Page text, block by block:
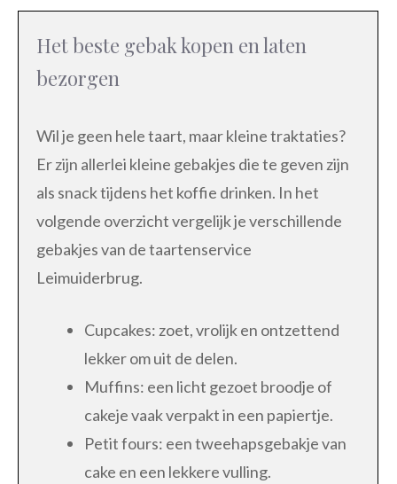
Het beste gebak kopen en laten
bezorgen
Wil je geen hele taart, maar kleine traktaties?
Er zijn allerlei kleine gebakjes die te geven zijn
als snack tijdens het koffie drinken. In het
volgende overzicht vergelijk je verschillende
gebakjes van de taartenservice
Leimuiderbrug.
Cupcakes: zoet, vrolijk en ontzettend
lekker om uit de delen.
Muffins: een licht gezoet broodje of
cakeje vaak verpakt in een papiertje.
Petit fours: een tweehapsgebakje van
cake en een lekkere vulling.